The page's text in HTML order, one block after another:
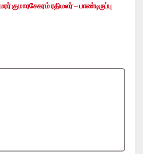
ரதிமலர் – பாண்டிருப்பு